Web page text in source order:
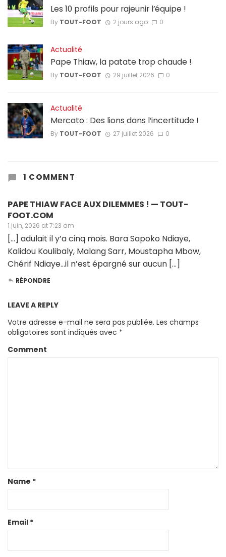
Les 10 profils pour rajeunir l’équipe !
By TOUT-FOOT 2 jours ago 0
Actualité
Pape Thiaw, la patate trop chaude !
By TOUT-FOOT 29 juillet 2026 0
Actualité
Mercato : Des lions dans l’incertitude !
By TOUT-FOOT 27 juillet 2026 0
1 COMMENT
PAPE THIAW FACE AUX DILEMMES ! — TOUT-
FOOT.COM
1 juin, 2026 at 7:23 am
[…] adulait il y’a cinq mois. Bara Sapoko Ndiaye,
Kalidou Koulibaly, Malang Sarr, Moustapha Mbow,
Chérif Ndiaye…il n’est épargné sur aucun […]
RÉPONDRE
LEAVE A REPLY
Votre adresse e-mail ne sera pas publiée. Les champs
obligatoires sont indiqués avec *
Comment
Name *
Email *